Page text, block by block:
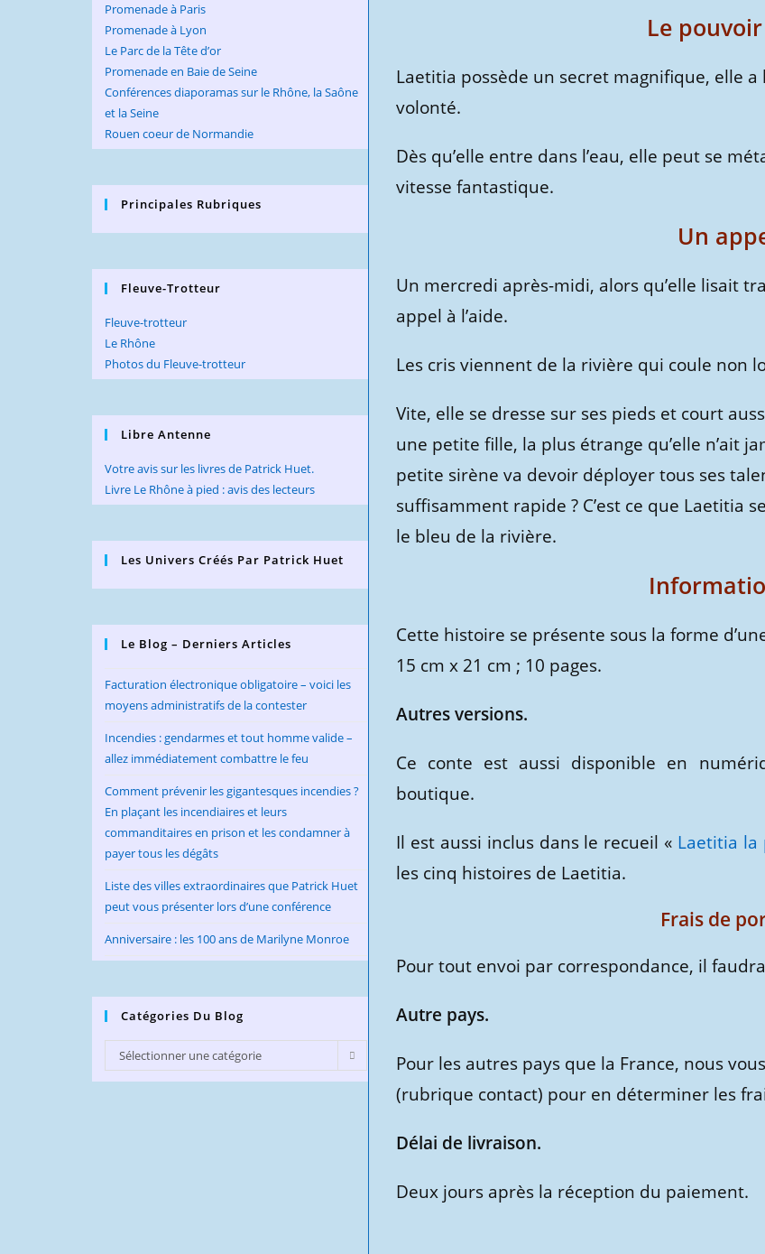
Le
Laetitia possède un secret magnifique, elle
volonté.
Dès qu’elle entre dans l’eau, elle peut se
vitesse fantastique.
Un
Un mercredi après-midi, alors qu’elle lisait
appel à l’aide.
Les cris viennent de la rivière qui coule non
Vite, elle se dresse sur ses pieds et court
une petite fille, la plus étrange qu’elle n’ait
petite sirène va devoir déployer tous ses
suffisamment rapide ? C’est ce que Laetitia
le bleu de la rivière.
Cette histoire se présente sous la forme
15 cm x 21 cm ; 10 pages.
Autres versions.
Ce conte est aussi disponible en
boutique.
Il est aussi inclus dans le recueil « Laetitia la
les cinq histoires de Laetitia.
Frais de
Pour tout envoi par correspondance, il
Autre pays.
Pour les autres pays que la France, nous
(rubrique contact) pour en déterminer les
Délai de livraison.
Deux jours après la réception du paiement.
Promenade à Paris
Promenade à Lyon
Le Parc de la Tête d’or
Promenade en Baie de Seine
Conférences diaporamas sur le Rhône, la Saône
et la Seine
Rouen coeur de Normandie
Principales Rubriques
Fleuve-Trotteur
Fleuve-trotteur
Le Rhône
Photos du Fleuve-trotteur
Libre Antenne
Votre avis sur les livres de Patrick Huet.
Livre Le Rhône à pied : avis des lecteurs
Les Univers Créés Par Patrick Huet
Le Blog – Derniers Articles
Facturation électronique obligatoire – voici les
moyens administratifs de la contester
Incendies : gendarmes et tout homme valide –
allez immédiatement combattre le feu
Comment prévenir les gigantesques incendies ?
En plaçant les incendiaires et leurs
commanditaires en prison et les condamner à
payer tous les dégâts
Liste des villes extraordinaires que Patrick Huet
peut vous présenter lors d’une conférence
Anniversaire : les 100 ans de Marilyne Monroe
Catégories Du Blog
Catégories
du
Sélectionner une catégorie